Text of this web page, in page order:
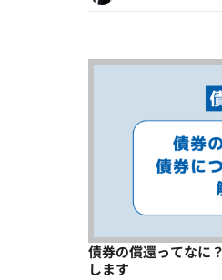
債券の償還ってなに
します